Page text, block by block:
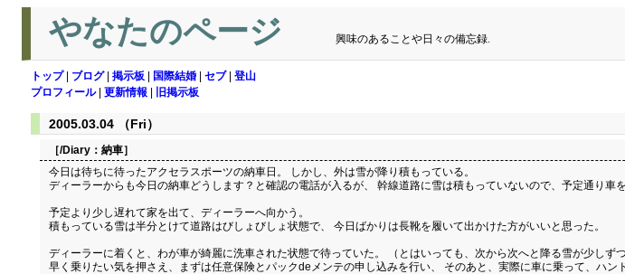
やなたのページ 興味のあることや日々の備忘録.
トップ| ブログ| 掲示板 国際結婚 セブ| 登山
プロフィール| 更新情報 旧掲示板
2005.03.04 （Fri）
［/Diary： 納車］
今日は待ちに待ったアクセラスポーツの納車日。 しかし、外は雪が降り積もっている。
ディーラーからも今日の納車どうします？と確認の電話が入るが、 幹線道路に雪は積もっていないので、予定通り車
予定より少し遅れて家を出て、ディーラーへ向かう。
積もっている雪は半分とけて道路はびしょびしょ状態で、 今日ばかりは長靴を履いて出かけた方がいいと思った。
ディーラーに着くと、わが車が綺麗に洗車された状態で待っていた。 （とはいっても、次から次へと降る雪が少しず
早く乗りたい気を押さえ、まずは任意保険とパックdeメンテの申し込みを行い、 そのあと、実際に車に乗って、ハン